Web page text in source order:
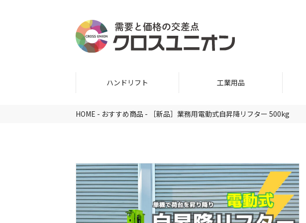
ハンドリフト 工業用品
HOME - おすすめ商品 - ［新品］業務用電動式自昇降リフター 500kg